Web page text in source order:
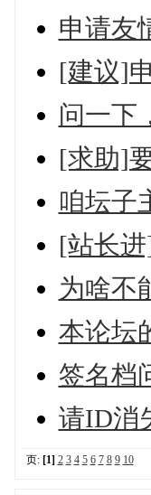
申请友
[建议]
问一下
[求助]
咱坛子
[站长
为啥不
本论坛
签名档
请ID消
页: [1] 2 3 4 5 6 7 8 9 10